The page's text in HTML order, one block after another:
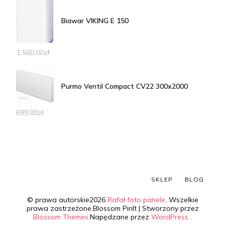
Biawar VIKING E 150
1 560,00zł
Purmo Ventil Compact CV22 300x2000
699,00zł
© prawa autorskie2026 Rafał foto panele. Wszelkie
prawa zastrzeżone.Blossom PinIt | Stworzony przez
Blossom Themes.Napędzane przez WordPress .
SKLEP BLOG